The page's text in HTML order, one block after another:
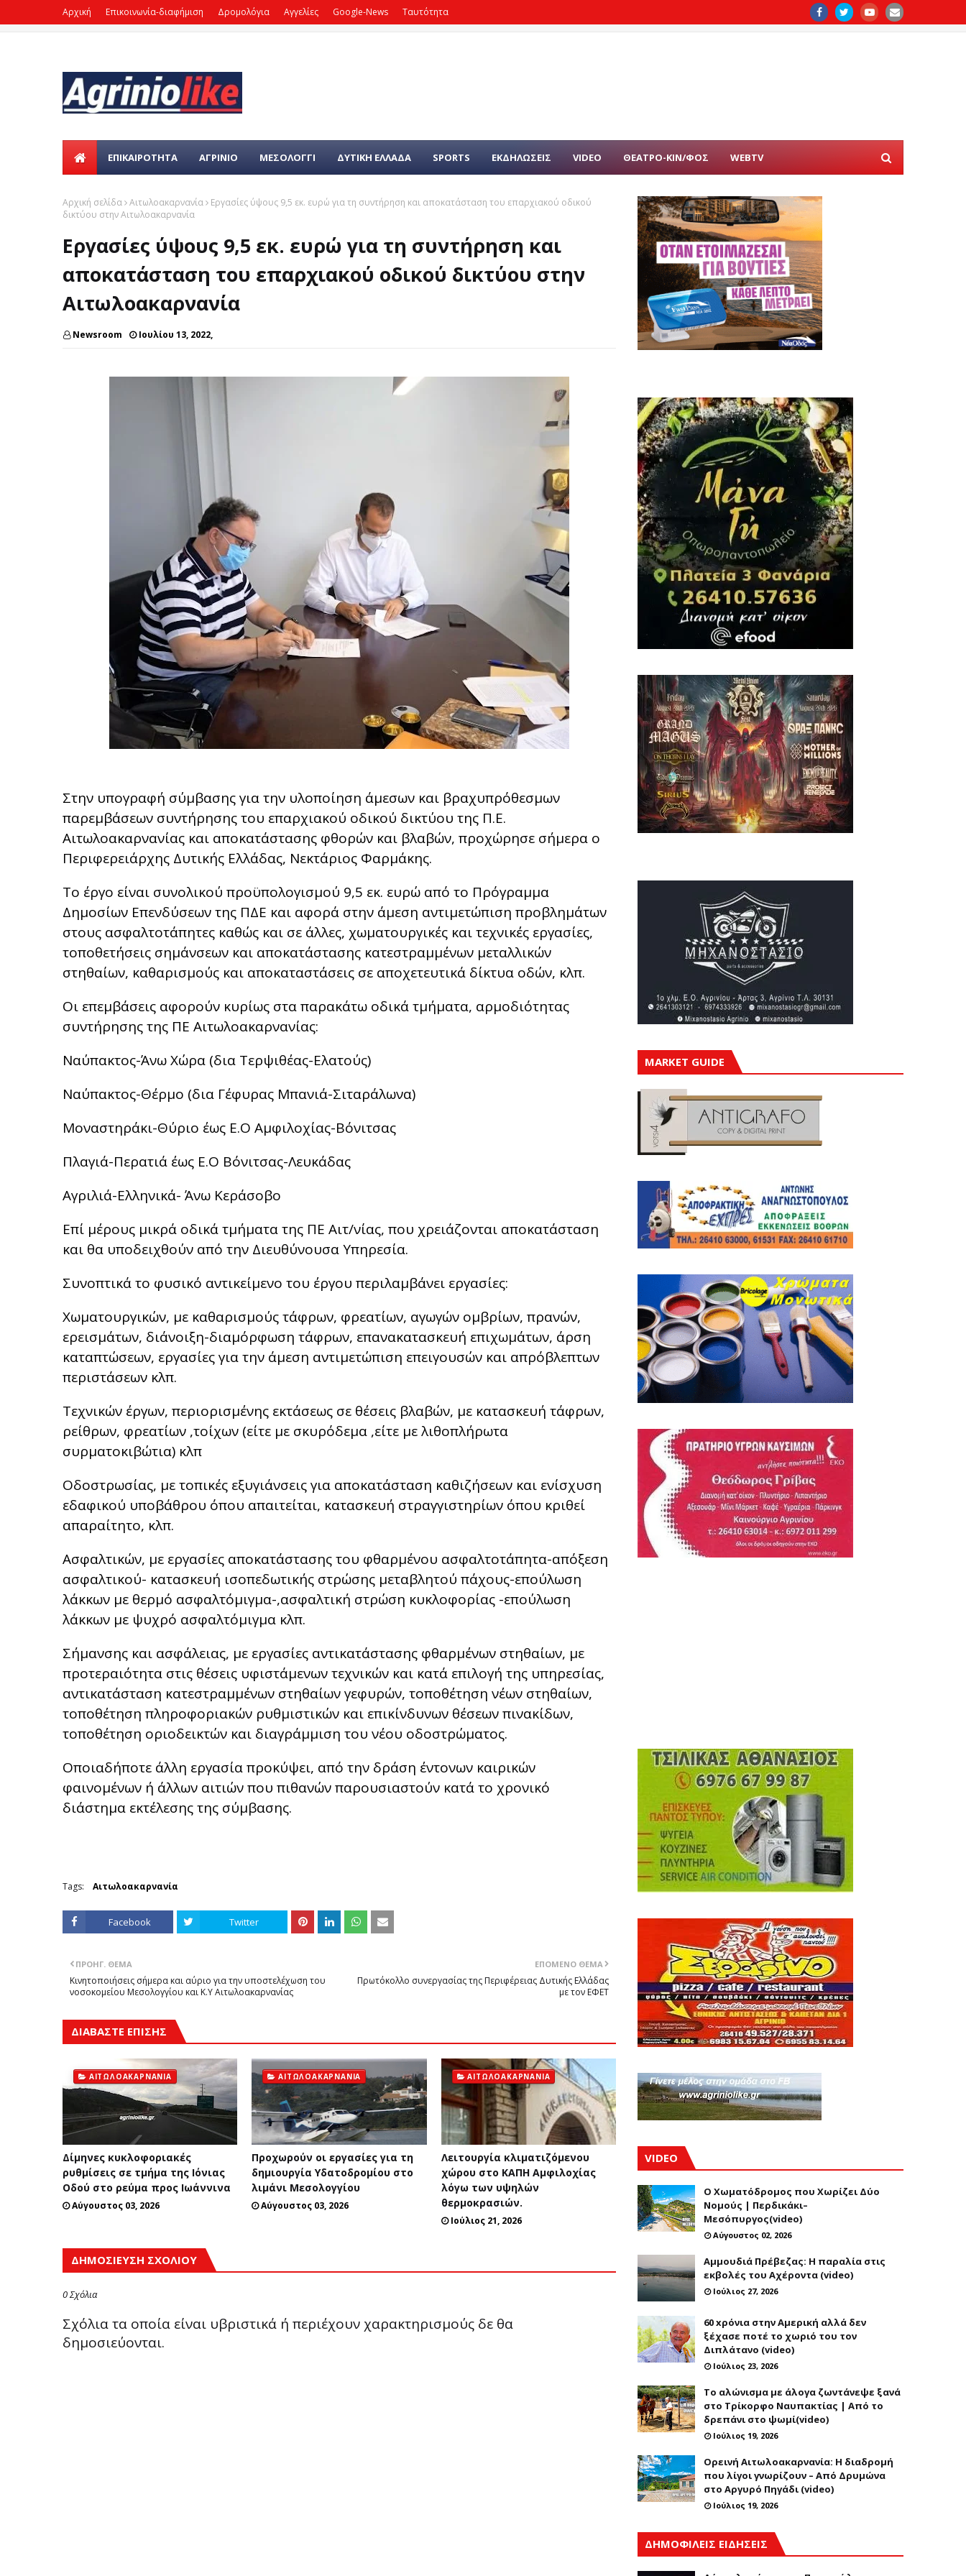
Αρχική Επικοινωνία-διαφήμιση Δρομολόγια Αγγελίες Google-News Ταυτότητα
ΕΠΙΚΑΙΡΌΤΗΤΑ ΑΓΡΙΝΙΟ ΜΕΣΟΛΟΓΓΙ ΔΥΤΙΚΗ ΕΛΛΑΔΑ SPORTS ΕΚΔΗΛΩΣΕΙΣ VIDEO ΘΕΑΤΡΟ-ΚΙΝ/ΦΟΣ WEBTV
Αρχική σελίδα Αιτωλοακαρνανία
Εργασίες ύψους 9,5 εκ. ευρώ για τη συντήρηση και αποκατάσταση του επαρχιακού οδικού
δικτύου στην Αιτωλοακαρνανία
Εργασίες ύψους 9,5 εκ. ευρώ για τη συντήρηση και
αποκατάσταση του επαρχιακού οδικού δικτύου στην
Αιτωλοακαρνανία
Newsroom Ιουλίου 13, 2022,
Στην υπογραφή σύμβασης για την υλοποίηση άμεσων και βραχυπρόθεσμων
παρεμβάσεων συντήρησης του επαρχιακού οδικού δικτύου της Π.Ε.
Αιτωλοακαρνανίας και αποκατάστασης φθορών και βλαβών, προχώρησε σήμερα ο
Περιφερειάρχης Δυτικής Ελλάδας, Νεκτάριος Φαρμάκης.
Το έργο είναι συνολικού προϋπολογισμού 9,5 εκ. ευρώ από το Πρόγραμμα
Δημοσίων Επενδύσεων της ΠΔΕ και αφορά στην άμεση αντιμετώπιση προβλημάτων
στους ασφαλτοτάπητες καθώς και σε άλλες, χωματουργικές και τεχνικές εργασίες,
τοποθετήσεις σημάνσεων και αποκατάστασης κατεστραμμένων μεταλλικών
στηθαίων, καθαρισμούς και αποκαταστάσεις σε αποχετευτικά δίκτυα οδών, κλπ.
Οι επεμβάσεις αφορούν κυρίως στα παρακάτω οδικά τμήματα, αρμοδιότητας
συντήρησης της ΠΕ Αιτωλοακαρνανίας:
Ναύπακτος-Άνω Χώρα (δια Τερψιθέας-Ελατούς)
Ναύπακτος-Θέρμο (δια Γέφυρας Μπανιά-Σιταράλωνα)
Μοναστηράκι-Θύριο έως Ε.Ο Αμφιλοχίας-Βόνιτσας
Πλαγιά-Περατιά έως Ε.Ο Βόνιτσας-Λευκάδας
Αγριλιά-Ελληνικά- Άνω Κεράσοβο
Επί μέρους μικρά οδικά τμήματα της ΠΕ Αιτ/νίας, που χρειάζονται αποκατάσταση
και θα υποδειχθούν από την Διευθύνουσα Υπηρεσία.
Συνοπτικά το φυσικό αντικείμενο του έργου περιλαμβάνει εργασίες:
Χωματουργικών, με καθαρισμούς τάφρων, φρεατίων, αγωγών ομβρίων, πρανών,
ερεισμάτων, διάνοιξη-διαμόρφωση τάφρων, επανακατασκευή επιχωμάτων, άρση
καταπτώσεων, εργασίες για την άμεση αντιμετώπιση επειγουσών και απρόβλεπτων
περιστάσεων κλπ.
Τεχνικών έργων, περιορισμένης εκτάσεως σε θέσεις βλαβών, με κατασκευή τάφρων,
ρείθρων, φρεατίων ,τοίχων (είτε με σκυρόδεμα ,είτε με λιθοπλήρωτα
συρματοκιβώτια) κλπ
Οδοστρωσίας, με τοπικές εξυγιάνσεις για αποκατάσταση καθιζήσεων και ενίσχυση
εδαφικού υποβάθρου όπου απαιτείται, κατασκευή στραγγιστηρίων όπου κριθεί
απαραίτητο, κλπ.
Ασφαλτικών, με εργασίες αποκατάστασης του φθαρμένου ασφαλτοτάπητα-απόξεση
ασφαλτικού- κατασκευή ισοπεδωτικής στρώσης μεταβλητού πάχους-επούλωση
λάκκων με θερμό ασφαλτόμιγμα-,ασφαλτική στρώση κυκλοφορίας -επούλωση
λάκκων με ψυχρό ασφαλτόμιγμα κλπ.
Σήμανσης και ασφάλειας, με εργασίες αντικατάστασης φθαρμένων στηθαίων, με
προτεραιότητα στις θέσεις υφιστάμενων τεχνικών και κατά επιλογή της υπηρεσίας,
αντικατάσταση κατεστραμμένων στηθαίων γεφυρών, τοποθέτηση νέων στηθαίων,
τοποθέτηση πληροφοριακών ρυθμιστικών και επικίνδυνων θέσεων πινακίδων,
τοποθέτηση οριοδεικτών και διαγράμμιση του νέου οδοστρώματος.
Οποιαδήποτε άλλη εργασία προκύψει, από την δράση έντονων καιρικών
φαινομένων ή άλλων αιτιών που πιθανών παρουσιαστούν κατά το χρονικό
διάστημα εκτέλεσης της σύμβασης.
Tags: Αιτωλοακαρνανία
Facebook Twitter
ΕΠΌΜΕΝΟ ΘΈΜΑ
Πρωτόκολλο συνεργασίας της Περιφέρειας Δυτικής Ελλάδας
με τον ΕΦΕΤ
ΠΡΟΗΓ. ΘΈΜΑ
Κινητοποιήσεις σήμερα και αύριο για την υποστελέχωση του
νοσοκομείου Μεσολογγίου και Κ.Υ Αιτωλοακαρνανίας
ΔΙΑΒΑΣΤΕ ΕΠΙΣΗΣ
ΑΙΤΩΛΟΑΚΑΡΝΑΝΊΑ
Δίμηνες κυκλοφοριακές
ρυθμίσεις σε τμήμα της Ιόνιας
Οδού στο ρεύμα προς Ιωάννινα
Αύγουστος 03, 2026
ΑΙΤΩΛΟΑΚΑΡΝΑΝΊΑ
Προχωρούν οι εργασίες για τη
δημιουργία Υδατοδρομίου στο
λιμάνι Μεσολογγίου
Αύγουστος 03, 2026
ΑΙΤΩΛΟΑΚΑΡΝΑΝΊΑ
Λειτουργία κλιματιζόμενου
χώρου στο ΚΑΠΗ Αμφιλοχίας
λόγω των υψηλών
θερμοκρασιών.
Ιούλιος 21, 2026
ΔΗΜΟΣΊΕΥΣΗ ΣΧΟΛΊΟΥ
0 Σχόλια
Σχόλια τα οποία είναι υβριστικά ή περιέχουν χαρακτηρισμούς δε θα
δημοσιεύονται.
MARKET GUIDE
VIDEO
Ο Χωματόδρομος που Χωρίζει Δύο
Νομούς | Περδικάκι–
Μεσόπυργος(video)
Αύγουστος 02, 2026
Αμμουδιά Πρέβεζας: Η παραλία στις
εκβολές του Αχέροντα (video)
Ιούλιος 27, 2026
60 xρόνια στην Αμερική αλλά δεν
ξέχασε ποτέ το χωριό του τον
Διπλάτανο (video)
Ιούλιος 23, 2026
Το αλώνισμα με άλογα ζωντάνεψε ξανά
στο Τρίκορφο Ναυπακτίας | Από το
δρεπάνι στο ψωμί(video)
Ιούλιος 19, 2026
Ορεινή Αιτωλοακαρνανία: Η διαδρομή
που λίγοι γνωρίζουν – Από Δρυμώνα
στο Αργυρό Πηγάδι (video)
Ιούλιος 19, 2026
ΔΗΜΟΦΙΛΕΙΣ ΕΙΔΗΣΕΙΣ